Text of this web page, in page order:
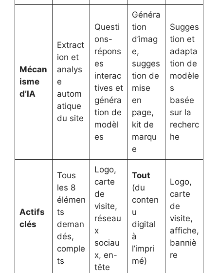
Mécan
isme
d’IA
Extract
ion et
analys
e
autom
atique
du site
Questi
ons-
répons
es
interac
tives et
généra
tion de
modèl
es
Généra
tion
d’imag
e,
sugges
tion de
mise
en
page,
kit de
marqu
e
Sugges
tion et
adapta
tion de
modèle
s
basée
sur la
recherc
he
Actifs
clés
Tous
les 8
élémen
ts
deman
dés,
comple
ts
Logo,
carte
de
visite,
réseau
x
sociau
x, en-
tête
Tout
(du
conten
u
digital
à
l’impri
mé)
Logo,
carte
de
visite,
affiche,
banniè
re